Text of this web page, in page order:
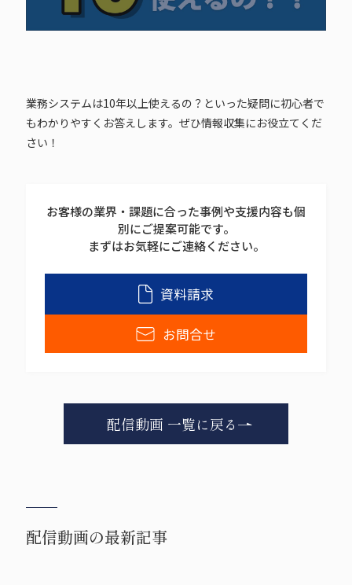
業務システムは10年以上使えるの？といった疑問に初心者で
もわかりやすくお答えします。ぜひ情報収集にお役立てくだ
さい！
お客様の業界・課題に合った事例や支援内容も個
別にご提案可能です。
まずはお気軽にご連絡ください。
資料請求
お問合せ
配信動画 一覧に戻る
配信動画の最新記事